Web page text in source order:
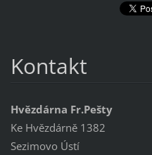
Kontakt
Hvězdárna Fr.Pešty
Ke Hvězdárně 1382
Sezimovo Ústí